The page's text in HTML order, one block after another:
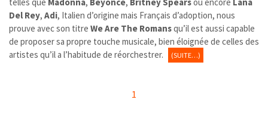
telles que Madonna, Beyonce, Britney Spearsou encore Lana
Del Rey, Adi, Italien d’origine mais Français d’adoption, nous
prouve avec son titre We Are The Romansqu’il est aussi capable
de proposer sa propre touche musicale, bien éloignée de celles des
artistes qu’il a l’habitude de réorchestrer.
(SUITE…)
1